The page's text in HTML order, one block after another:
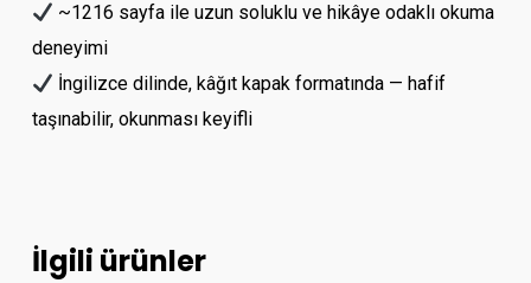
~1216 sayfa ile uzun soluklu ve hikâye odaklı okuma
deneyimi
İngilizce dilinde, kâğıt kapak formatında — hafif
taşınabilir, okunması keyifli
İlgili ürünler